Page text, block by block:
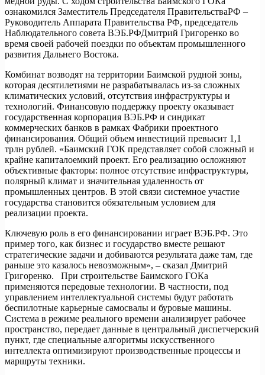
ознакомился Заместитель Председателя ПравительстваРФ –
Руководитель Аппарата Правительства РФ, председатель
Наблюдательного совета ВЭБ.РФДмитрий Григоренко во
время своей рабочей поездки по объектам промышленного
развития Дальнего Востока.
Комбинат возводят на территории Баимской рудной зоны,
которая десятилетиями не разрабатывалась из-за сложных
климатических условий, отсутствия инфраструктуры и
технологий. Финансовую поддержку проекту оказывает
государственная корпорация ВЭБ.РФ и синдикат
коммерческих банков в рамках Фабрики проектного
финансирования. Общий объем инвестиций превысит 1,1
трлн рублей. «Баимский ГОК представляет собой сложный и
крайне капиталоемкий проект. Его реализацию осложняют
объективные факторы: полное отсутствие инфраструктуры,
полярный климат и значительная удаленность от
промышленных центров. В этой связи системное участие
государства становится обязательным условием для
реализации проекта.
Ключевую роль в его финансировании играет ВЭБ.РФ. Это
пример того, как бизнес и государство вместе решают
стратегические задачи и добиваются результата даже там, где
раньше это казалось невозможным», – сказал Дмитрий
Григоренко. При строительстве Баимского ГОКа
применяются передовые технологии. В частности, под
управлением интеллектуальной системы будут работать
беспилотные карьерные самосвалы и буровые машины.
Система в режиме реального времени анализирует рабочее
пространство, передает данные в центральный диспетчерский
пункт, где специальные алгоритмы искусственного
интеллекта оптимизируют производственные процессы и
маршруты техники.